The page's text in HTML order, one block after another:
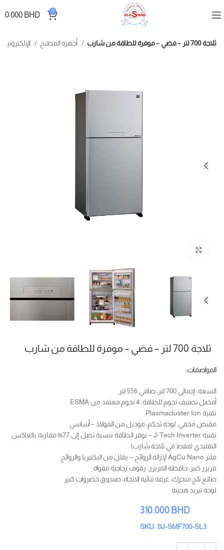
0
0.000 BHD
ثلاجة 700 لتر – فضي – موفرة للطاقة من شارب
ثلاجة 700 لتر – فضي – موفرة للطاقة من شارب
المواصفات:
السعة: إجمالي 700 لتر، صافي 556 لتر
أفضل تصنيف نجوم للطاقة: 4 نجوم معتمد من ESMA
تقنية Plasmacluster Ion
مقبض مخفي، لوحة تحكم، موديل من الفولاذ – أساسي
تقنية J-Tech Inverter – توفر الطاقة بنسبة تصل إلى 77% مقارنة بالعاكس
التقليدي (فقط في ثلاجة شارب)
فلتر AgCu Nano لإزالة الروائح – يقلل من البكتيريا والروائح
فريزر كبير، حافظة الفريزر، رفوف زجاجية مقواة
صانع ثلج متحرك، غرفة ثنائية الاتجاه، صندوق خضروات كبير
لوحة تبريد هجينة
310.000 BHD
SKU: SJ-SMF700-SL3